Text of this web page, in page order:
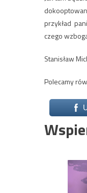
przykład
czego
Stanisław
Polecamy